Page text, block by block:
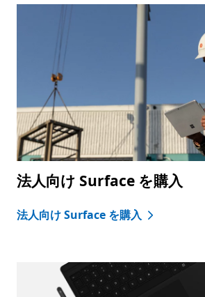
法人向け Surface を購入
法人向け Surface を購入